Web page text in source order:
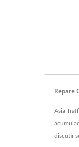
Repare
Asia
discutir